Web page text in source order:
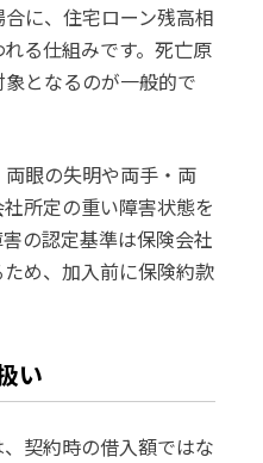
に、住宅ローン残高相
る仕組みです。死亡原
となるのが一般的で
眼の失明や両手・両
所定の重い障害状態を
の認定基準は保険会社
め、加入前に保険約款
い
契約時の借入額ではな